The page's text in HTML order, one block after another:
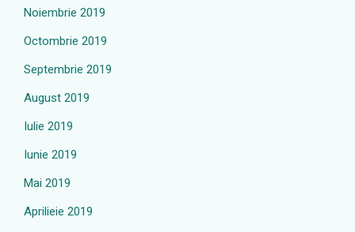
Noiembrie 2019
Octombrie 2019
Septembrie 2019
August 2019
Iulie 2019
Iunie 2019
Mai 2019
Aprilieie 2019